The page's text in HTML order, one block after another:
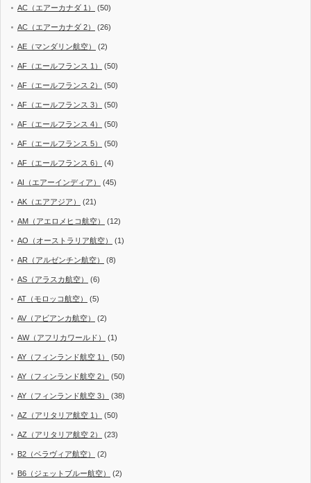
AC（エアーカナダ 1） (50)
AC（エアーカナダ 2） (26)
AE（マンダリン航空） (2)
AF（エールフランス 1） (50)
AF（エールフランス 2） (50)
AF（エールフランス 3） (50)
AF（エールフランス 4） (50)
AF（エールフランス 5） (50)
AF（エールフランス 6） (4)
AI（エアーインディア） (45)
AK（エアアジア） (21)
AM（アエロメヒコ航空） (12)
AO（オーストラリア航空） (1)
AR（アルゼンチン航空） (8)
AS（アラスカ航空） (6)
AT（モロッコ航空） (5)
AV（アビアンカ航空） (2)
AW（アフリカワールド） (1)
AY（フィンランド航空 1） (50)
AY（フィンランド航空 2） (50)
AY（フィンランド航空 3） (38)
AZ（アリタリア航空 1） (50)
AZ（アリタリア航空 2） (23)
B2（ベラヴィア航空） (2)
B6（ジェットブルー航空） (2)